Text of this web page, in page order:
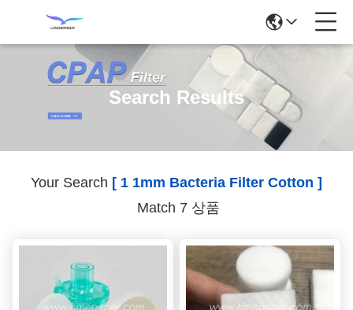
Search Results
Your Search [ 1 1mm Bacteria Filter Cotton ]
Match 7 상품